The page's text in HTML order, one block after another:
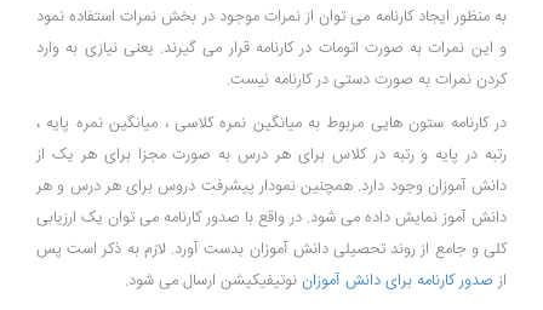
به منظور ایجاد کارنامه می توان از نمرات موجود در بخش نمرات استفاده نمود
و این نمرات به صورت اتومات در کارنامه قرار می گیرند. یعنی نیازی به وارد
کردن نمرات به صورت دستی در کارنامه نیست.
در کارنامه ستون هایی مربوط به میانگین نمره کلاسی ، میانگین نمره پایه ،
رتبه در پایه و رتبه در کلاس برای هر درس به صورت مجزا برای هر یک از
دانش آموزان وجود دارد. همچنین نمودار پیشرفت دروس برای هر درس و هر
دانش آموز نمایش داده می شود. در واقع با صدور کارنامه می توان یک ارزیابی
کلی و جامع از روند تحصیلی دانش آموزان بدست آورد. لازم به ذکر است پس
از صدور کارنامه برای دانش آموزان نوتیفیکیشن ارسال می شود.